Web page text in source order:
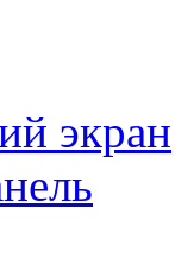
экран